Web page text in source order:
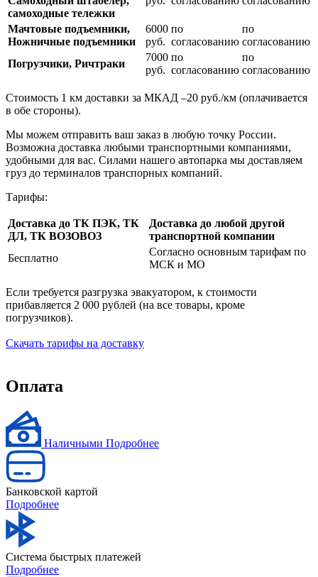
самоходные тележки
Мачтовые подъемники,
Ножничные подъемники
6000
руб.
по
согласованию
по
согласованию
Погрузчики, Ричтраки
7000
руб.
по
согласованию
по
согласованию
Стоимость 1 км доставки за МКАД –20 руб./км (оплачивается
в обе стороны).
Мы можем отправить ваш заказ в любую точку России.
Возможна доставка любыми транспортными компаниями,
удобными для вас. Силами нашего автопарка мы доставляем
груз до терминалов транспорных компаний.
Тарифы:
Доставка до ТК ПЭК, ТК
ДЛ, ТК ВОЗОВОЗ
Доставка до любой другой
транспортной компании
Бесплатно
Согласно основным тарифам по
МСК и МО
Если требуется разгрузка эвакуатором, к стоимости
прибавляется 2 000 рублей (на все товары, кроме
погрузчиков).
Скачать тарифы на доставку
Оплата
Наличными Подробнее
Банковской картой
Подробнее
Система быстрых платежей
Подробнее